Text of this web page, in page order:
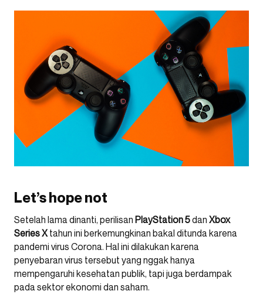
Let’s hope not
Setelah lama dinanti, perilisan PlayStation 5dan Xbox
Series Xtahun ini berkemungkinan bakal ditunda karena
pandemi virus Corona. Hal ini dilakukan karena
penyebaran virus tersebut yang nggak hanya
mempengaruhi kesehatan publik, tapi juga berdampak
pada sektor ekonomi dan saham.